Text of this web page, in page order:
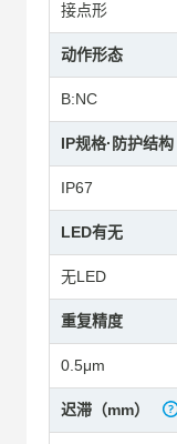
接点形
动作形态
B:NC
IP规格·防护结构
IP67
LED有无
无LED
重复精度
0.5μm
迟滞（mm）